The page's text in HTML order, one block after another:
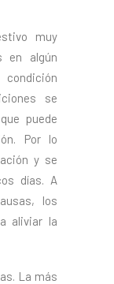
muy
en algún
se
puede
Por lo
y se
días. A
los
aliviar la
La más